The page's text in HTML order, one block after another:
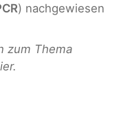
) nachgewiesen
zum Thema